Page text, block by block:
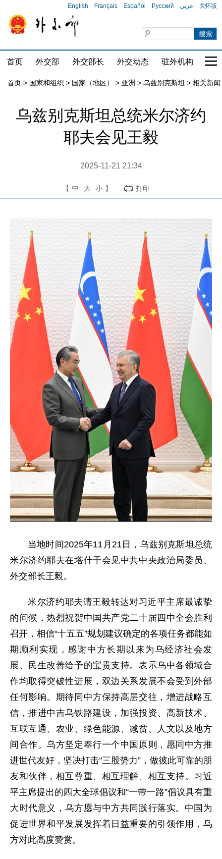
English Français Español Русский عربي 关怀版
首页 外交部 外交部长 外交动态 驻外机构 国
首页 > 国家和组织 > 国家（地区） > 亚洲 > 乌兹别克斯坦 > 相关新闻
乌兹别克斯坦总统米尔济约
耶夫会见王毅
2025-11-21 21:34
【 中 大 小 】 打印
当地时间2025年11月21日，乌兹别克斯坦总统
米尔济约耶夫在塔什干会见中共中央政治局委员、
外交部长王毅。
米尔济约耶夫请王毅转达对习近平主席最诚挚
的问候，热烈祝贺中国共产党二十届四中全会胜利
召开，相信“十五五”规划建议确定的各项任务都能如
期顺利实现，感谢中方长期以来为乌经济社会发
展、民生改善给予的宝贵支持。表示乌中各领域合
作均取得突破性进展，双边关系发展不会受到外部
任何影响。期待同中方保持高层交往，增进战略互
信，推进中吉乌铁路建设，加强投资、高新技术、
互联互通、农业、绿色能源、减贫、人文以及地方
间合作。乌方坚定奉行一个中国原则，愿同中方推
进世代友好，坚决打击“三股势力”，做彼此可靠的朋
友和伙伴，相互尊重、相互理解、相互支持。习近
平主席提出的四大全球倡议和“一带一路”倡议具有重
大时代意义，乌方愿与中方共同践行落实。中国为
促进世界和平发展发挥着日益重要的引领作用，乌
方对此高度赞赏。